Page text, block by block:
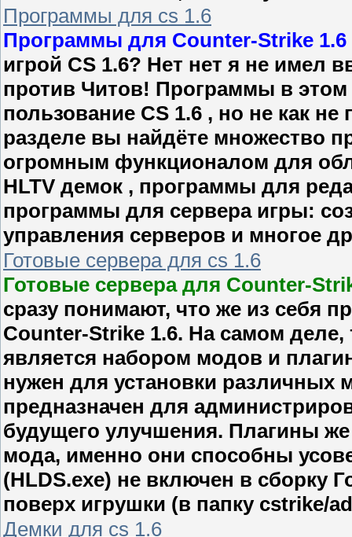
Программы для cs 1.6
Программы для Counter-Strike 1.6
игрой CS 1.6? Нет нет я не имел
против Читов! Программы в этом
пользование CS 1.6 , но не как
разделе вы найдёте множество
огромным функционалом для
HLTV демок , программы для
программы для сервера игры:
управления серверов и многое
Готовые сервера для cs 1.6
Готовые сервера для Counter-
сразу понимают, что же из себя
Counter-Strike 1.6. На самом
является набором модов и
нужен для установки различных
предназначен для
будущего улучшения. Плагины
мода, именно они способны
(HLDS.exe) не включен в сборку
поверх игрушки (в папку cstrike/
Демки для cs 1.6